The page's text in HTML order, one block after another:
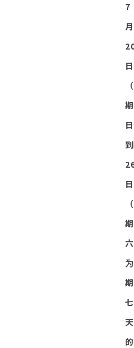
7
月
日
期
日
到
日
期
为
期
七
天
的